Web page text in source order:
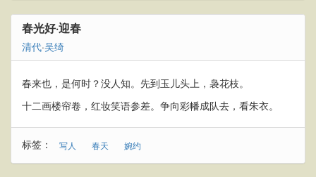
春光好·迎春
清代·吴绮
春来也，是何时？没人知。先到玉儿头上，袅花枝。
十二画楼帘卷，红妆笑语参差。争向彩幡成队去，看朱衣。
标签： 写人 春天 婉约